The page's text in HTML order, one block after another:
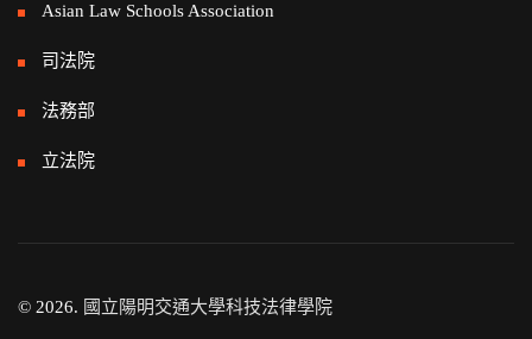
Asian Law Schools Association
司法院
法務部
立法院
© 2026. 國立陽明交通大學科技法律學院